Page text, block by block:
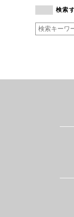
by
検索